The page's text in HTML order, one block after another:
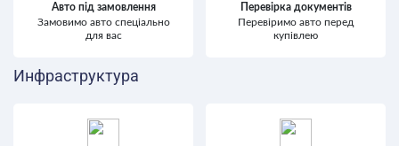
Авто під замовлення
Замовимо авто спеціально
для вас
Перевірка документів
Перевіримо авто перед
купівлею
Инфраструктура